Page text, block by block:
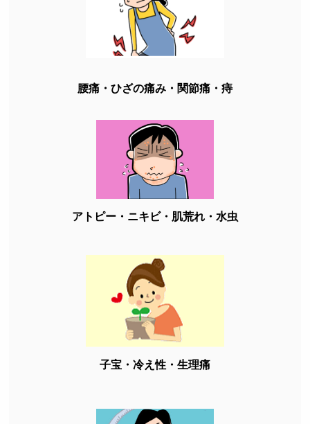
腰痛・ひざの痛み・関節痛・痔
アトピー・ニキビ・肌荒れ・水虫
子宝・冷え性・生理痛